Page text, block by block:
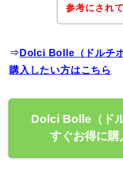
参考にされ
⇒ Dolci Bolle（ドルチ
購入したい方はこちら
Dolci Bolle（ド
すぐお得に購